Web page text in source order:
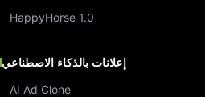
HappyHorse 1.0
إعلانات بالذكاء الاصطناعي
AI Ad Clone